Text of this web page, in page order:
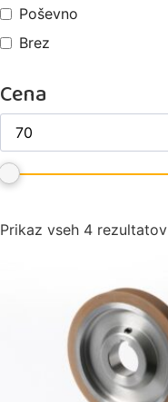
Poševno
Brez
Cena
Prikaz vseh 4 rezultatov